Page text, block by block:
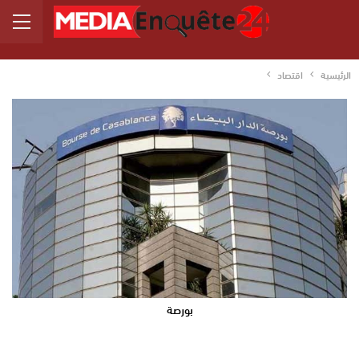
الرئيسية اقتصاد
بورصة